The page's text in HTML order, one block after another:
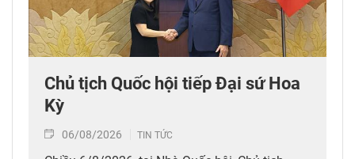
Chủ tịch Quốc hội tiếp Đại sứ Hoa
Kỳ
06/08/2026 TIN TỨC